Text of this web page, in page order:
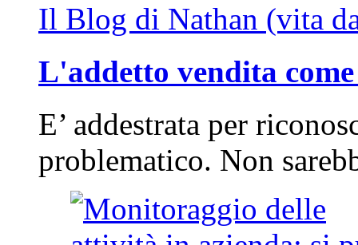
Il Blog di Nathan (vita
L'addetto vendita
E’ addestrata per
problematico. Non